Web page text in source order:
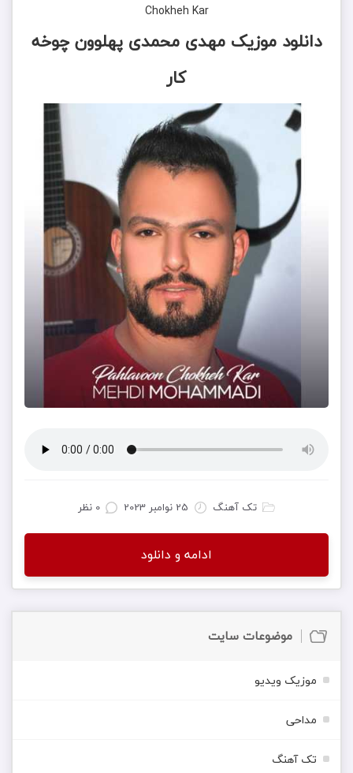
Chokheh Kar
دانلود موزیک مهدی محمدی پهلوون چوخه
کار
تک آهنگ 25 نوامبر 2023 0 نظر
ادامه و دانلود
موضوعات سایت
موزیک ویدیو
مداحی
تک آهنگ